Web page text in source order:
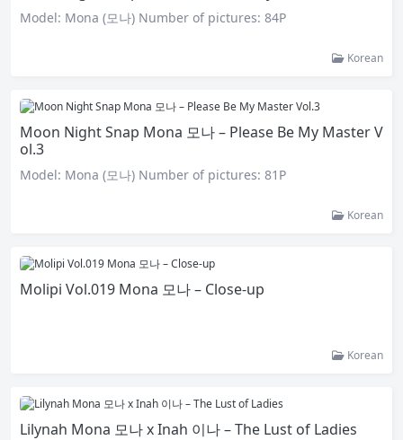
Model: Mona (모나) Number of pictures: 84P
Korean
Moon Night Snap Mona 모나 – Please Be My Master V
ol.3
Model: Mona (모나) Number of pictures: 81P
Korean
Molipi Vol.019 Mona 모나 – Close-up
Korean
Lilynah Mona 모나 x Inah 이나 – The Lust of Ladies